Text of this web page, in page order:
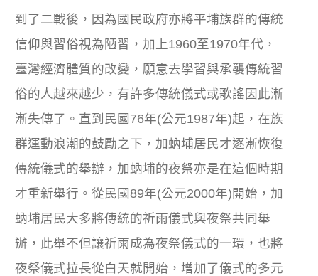
到了二戰後，因為國民政府亦將平埔族群的傳統
信仰與習俗視為陋習，加上1960至1970年代，
臺灣經濟體質的改變，願意去學習與承襲傳統習
俗的人越來越少，有許多傳統儀式或歌謠因此漸
漸失傳了。直到民國76年(公元1987年)起，在族
群運動浪潮的鼓勵之下，加蚋埔居民才逐漸恢復
傳統儀式的舉辦，加蚋埔的夜祭亦是在這個時期
才重新舉行。從民國89年(公元2000年)開始，加
蚋埔居民大多將傳統的祈雨儀式與夜祭共同舉
辦，此舉不但讓祈雨成為夜祭儀式的一環，也將
夜祭儀式拉長從白天就開始，增加了儀式的多元